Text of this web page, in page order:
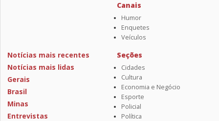
Canais
Humor
Enquetes
Veículos
Notícias mais recentes
Notícias mais lidas
Gerais
Brasil
Minas
Entrevistas
Seções
Cidades
Cultura
Economia e Negócio
Esporte
Policial
Política